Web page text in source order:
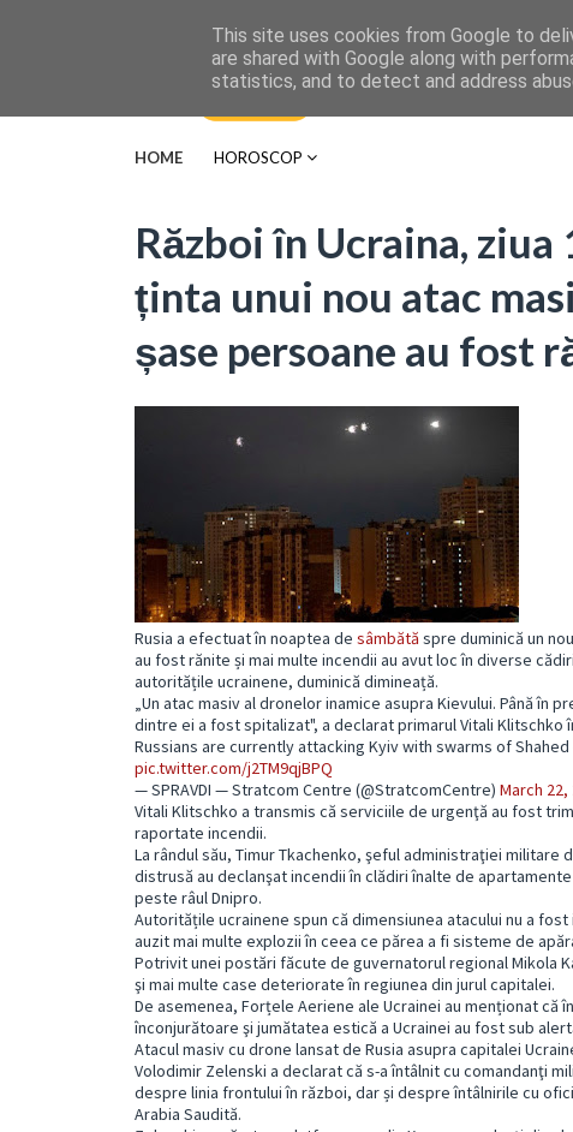
HOME HOROSCOP
Război în Ucraina,
ținta unui nou atac
șase persoane au fost
Rusia a efectuat în noaptea de sâmbătă spre duminică un
au fost rănite și mai multe incendii au avut loc în diverse
autoritățile ucrainene, duminică dimineață.
„Un atac masiv al dronelor inamice asupra Kievului. Până în
dintre ei a fost spitalizat", a declarat primarul Vitali
Russians are currently attacking Kyiv with swarms of
pic.twitter.com/j2TM9qjBPQ
— SPRAVDI — Stratcom Centre (@StratcomCentre) March 22,
Vitali Klitschko a transmis că serviciile de urgenţă au fost
raportate incendii.
La rândul său, Timur Tkachenko, şeful administraţiei militare
distrusă au declanşat incendii în clădiri înalte de
peste râul Dnipro.
Autoritățile ucrainene spun că dimensiunea atacului nu a
auzit mai multe explozii în ceea ce părea a fi sisteme de
Potrivit unei postări făcute de guvernatorul regional Mikola
şi mai multe case deteriorate în regiunea din jurul capitalei.
De asemenea, Forțele Aeriene ale Ucrainei au menționat că
înconjurătoare şi jumătatea estică a Ucrainei au fost sub
Atacul masiv cu drone lansat de Rusia asupra capitalei
Volodimir Zelenski a declarat că s-a întâlnit cu comandanţi
despre linia frontului în război, dar și despre întâlnirile cu
Arabia Saudită.
This site uses cookies from Google to
are shared with Google along with
statistics, and to detect and address